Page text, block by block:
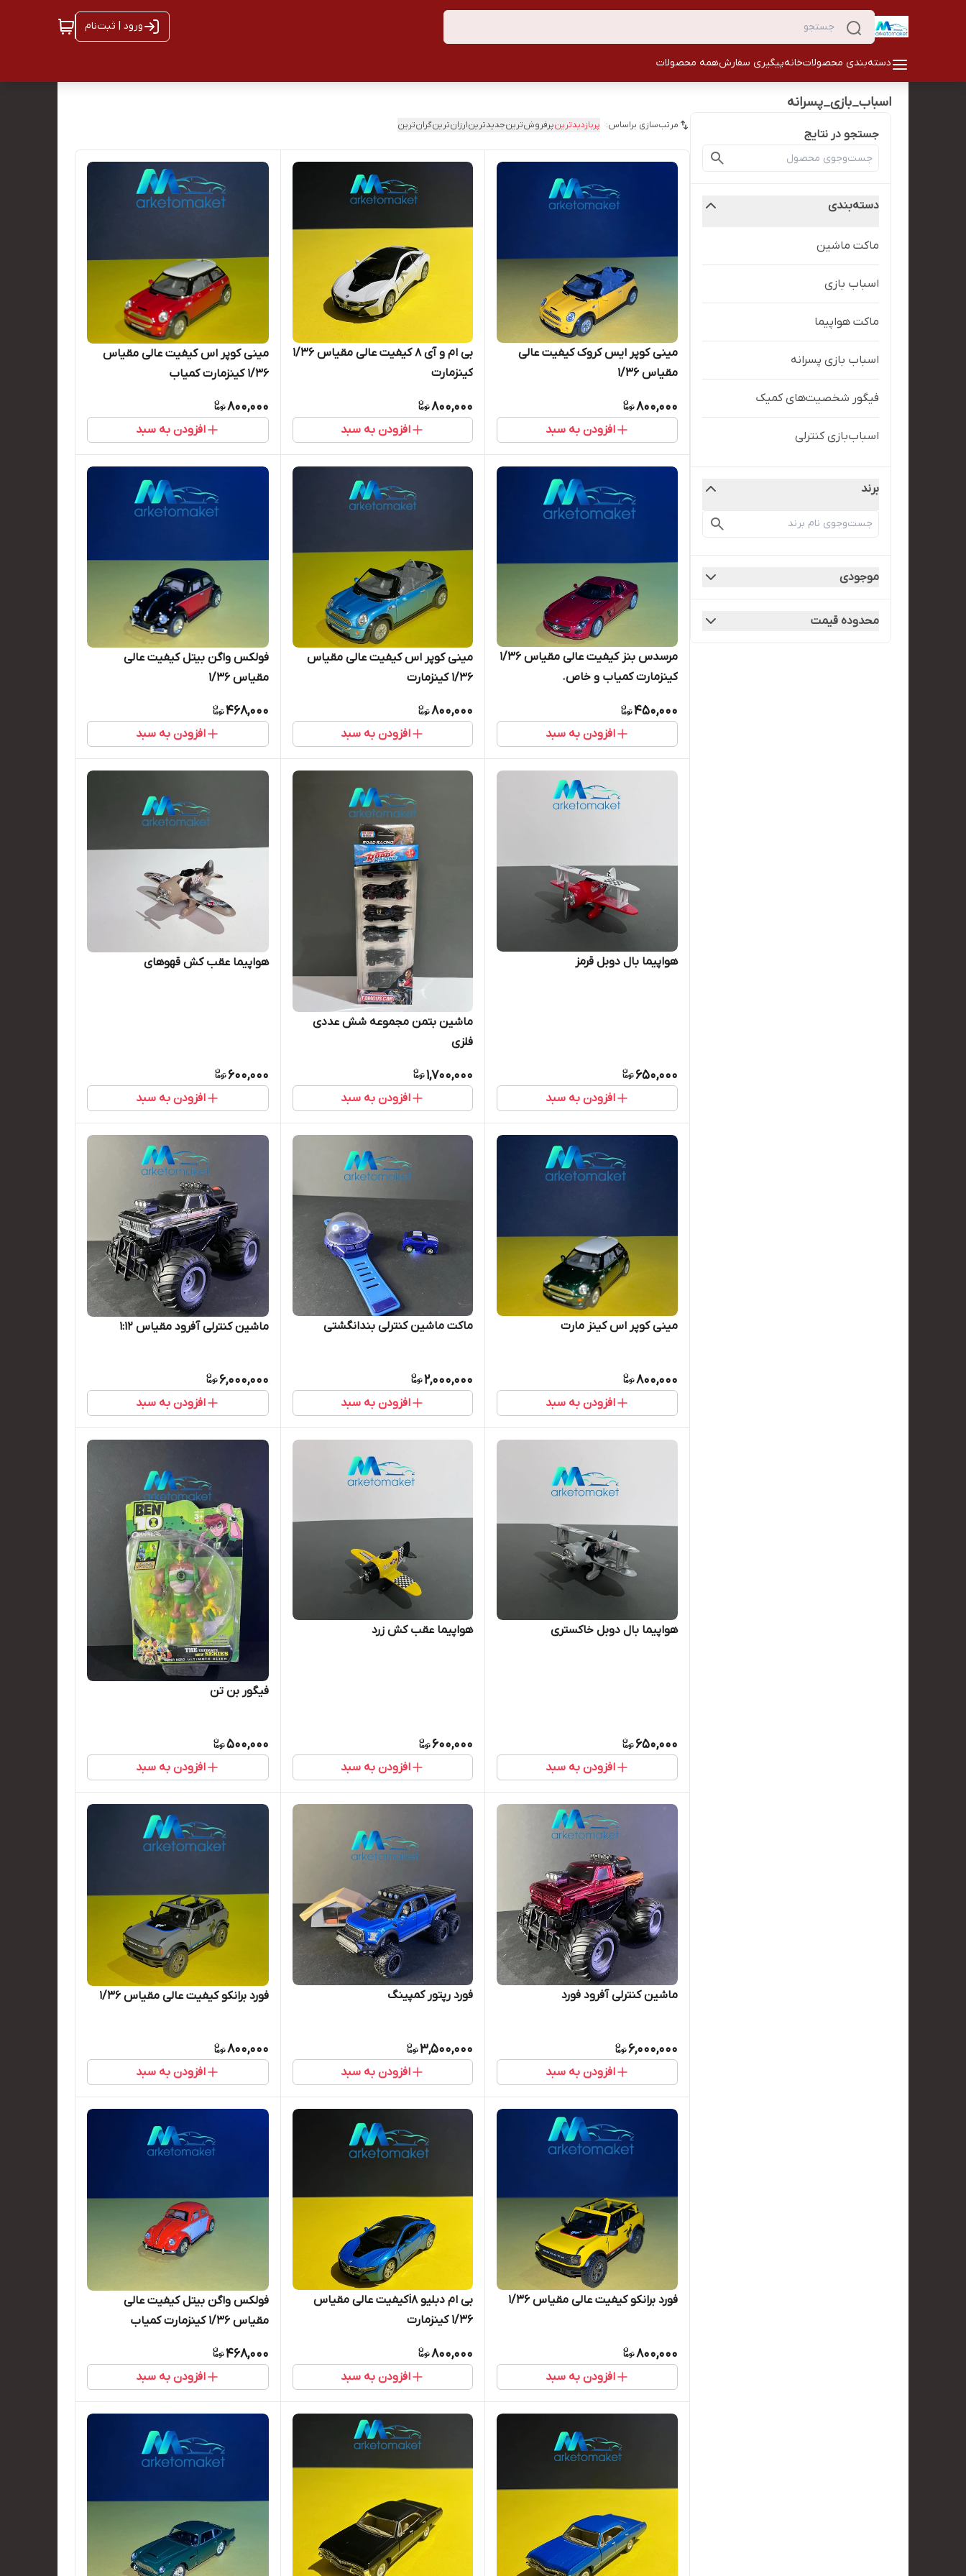
ورود | ثبت‌نام
دسته‌بندی محصولاتخانهپیگیری سفارشهمه محصولات
اسباب_بازی_پسرانه
جستجو در نتایج
دسته‌بندی
ماکت ماشین
اسباب بازی
ماکت هواپیما
اسباب بازی پسرانه
فیگور شخصیت‌های کمیک
اسباب‌بازی کنترلی
برند
موجودی
محدوده قیمت
مرتب‌سازی براساس: پربازدیدترینپرفروش‌ترینجدیدترینارزان‌ترینگران‌ترین
مینی کوپر ایس کروک کیفیت عالی
مقیاس ۱/۳۶
800,000
افزودن به سبد
بی ام و آی ۸ کیفیت عالی مقیاس ۱/۳۶
کینزمارت
800,000
افزودن به سبد
مینی کوپر اس کیفیت عالی مقیاس
۱/۳۶ کینزمارت کمیاب
800,000
افزودن به سبد
مرسدس بنز کیفیت عالی مقیاس ۱/۳۶
کینزمارت کمیاب و خاص.
450,000
افزودن به سبد
مینی کوپر اس کیفیت عالی مقیاس
۱/۳۶ کینزمارت
800,000
افزودن به سبد
فولکس واگن بیتل کیفیت عالی
مقیاس ۱/۳۶
468,000
افزودن به سبد
هواپیما بال دوبل قرمز
650,000
افزودن به سبد
ماشین بتمن مجموعه شش عددی
فلزی
1,700,000
افزودن به سبد
هواپیما عقب کش قهوهای
600,000
افزودن به سبد
مینی کوپر اس کینز مارت
800,000
افزودن به سبد
ماکت ماشین کنترلی بندانگشتی
2,000,000
افزودن به سبد
ماشین کنترلی آفرود مقیاس ۱:۱۲
6,000,000
افزودن به سبد
هواپیما بال دوبل خاکستری
650,000
افزودن به سبد
هواپیما عقب کش زرد
600,000
افزودن به سبد
فیگور بن تن
500,000
افزودن به سبد
ماشین کنترلی آفرود فورد
6,000,000
افزودن به سبد
فورد رپتور کمپینگ
3,500,000
افزودن به سبد
فورد برانکو کیفیت عالی مقیاس ۱/۳۶
800,000
افزودن به سبد
فورد برانکو کیفیت عالی مقیاس ۱/۳۶
800,000
افزودن به سبد
بی ام دبلیو i8کیفیت عالی مقیاس
۱/۳۶ کینزمارت
800,000
افزودن به سبد
فولکس واگن بیتل کیفیت عالی
مقیاس ۱/۳۶ کینزمارت کمیاب
468,000
افزودن به سبد